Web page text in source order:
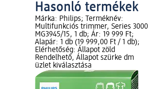
Hasonló termékek
Márka: Philips; Terméknév:
Multifunkciós trimmer, Series 3000
MG3945/15, 1 db; Ár: 19 999 Ft;
Alapár: 1 db (19 999,00 Ft / 1 db);
Elérhetőség: Állapot zöld
Rendelhető, Állapot szürke dm
üzlet kiválasztása